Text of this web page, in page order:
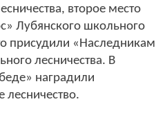
второе место
Лубянского школьного
присудили «Наследникам
лесничества. В
наградили